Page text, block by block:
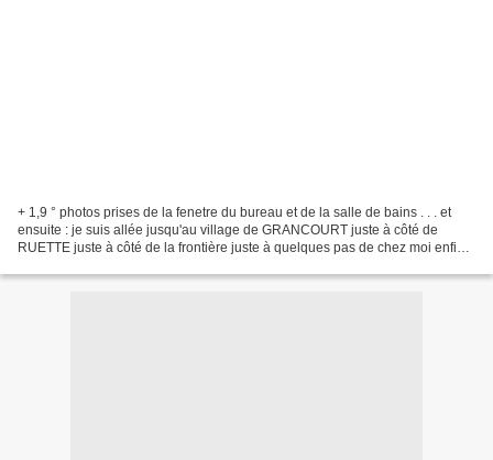
+ 1,9 ° photos prises de la fenetre du bureau et de la salle de bains . . . et
ensuite : je suis allée jusqu'au village de GRANCOURT juste à côté de
RUETTE juste à côté de la frontière juste à quelques pas de chez moi enfin